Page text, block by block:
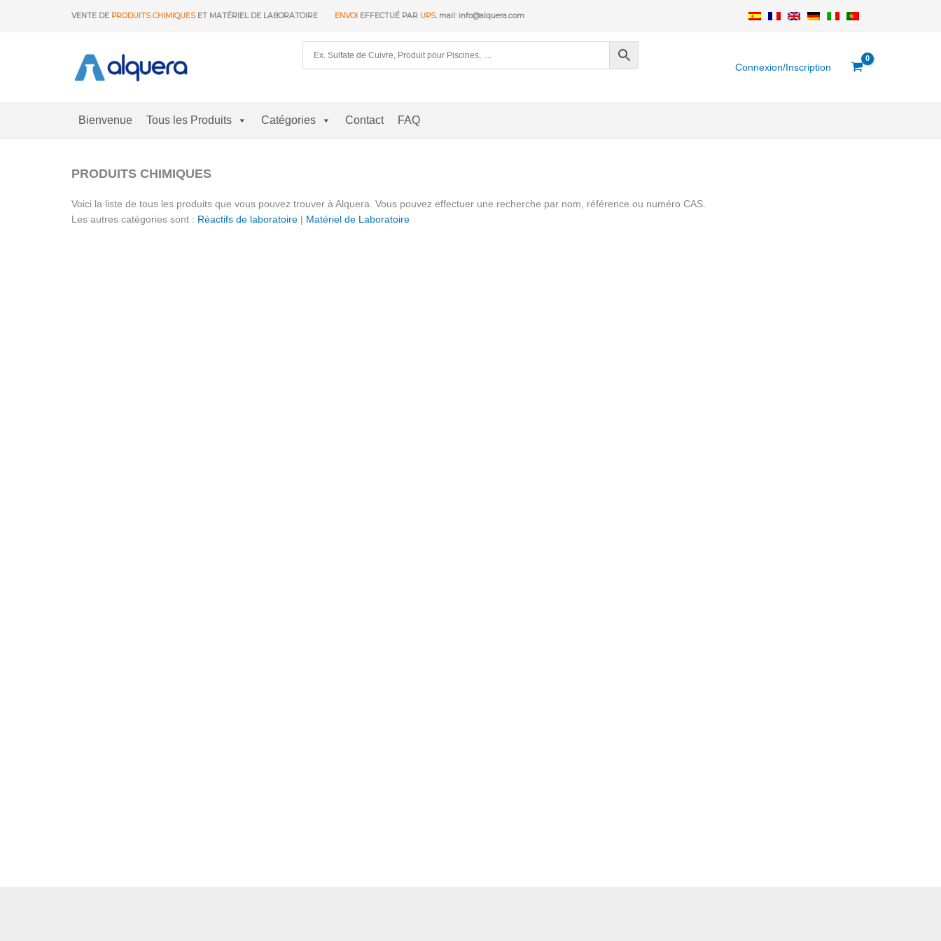
VENTE DE PRODUITS CHIMIQUESET MATÉRIEL DE LABORATOIRE ENVOI EFFECTUÉ PAR UPS. mail: info@alquera.com
Connexion/Inscription
Bienvenue Tous les Produits Catégories Contact FAQ
PRODUITS CHIMIQUES
Voici la liste de tous les produits que vous pouvez trouver à Alquera. Vous pouvez effectuer une recherche par nom, référence ou numéro CAS.
Les autres catégories sont : Réactifs de laboratoire | Matériel de Laboratoire